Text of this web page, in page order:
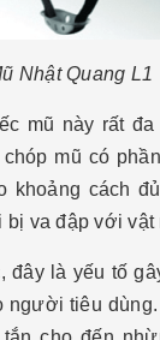
Nhật Quang L1
mũ này rất
chóp mũ có
khoảng cách
bị va đập với vật
đây là yếu tố
người tiêu